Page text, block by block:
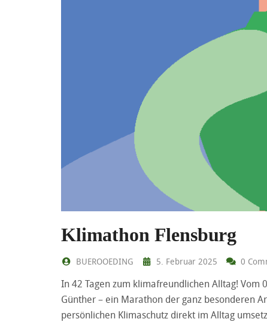
Klimathon Flensburg
BUEROOEDING 5. Februar 2025 0
In 42 Tagen zum klimafreundlichen Alltag!
Günther – ein Marathon der ganz besonderen
persönlichen Klimaschutz direkt im Alltag